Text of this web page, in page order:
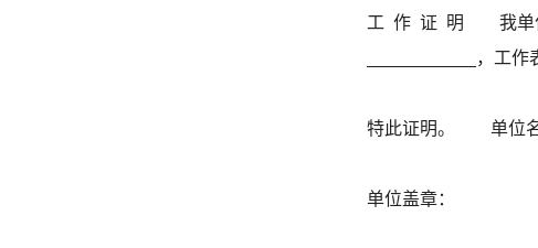
工 作 证 明 我单位
___________，工
特此证明。 单位名
单位盖章：